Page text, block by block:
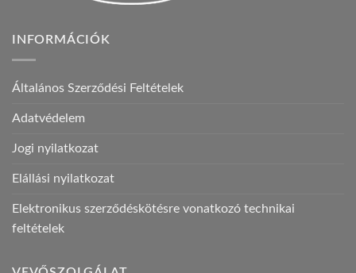
INFORMÁCIÓK
Általános Szerződési Feltételek
Adatvédelem
Jogi nyilatkozat
Elállási nyilatkozat
Elektronikus szerződéskötésre vonatkozó technikai
feltételek